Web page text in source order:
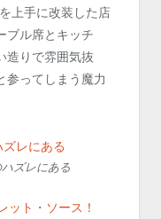
上手に改装した店
ブル席とキッチ
造りで雰囲気抜
参ってしまう魔力
ズレにある